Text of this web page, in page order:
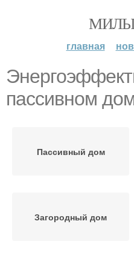
главная
пассивном
Пассивный дом
Загородный дом